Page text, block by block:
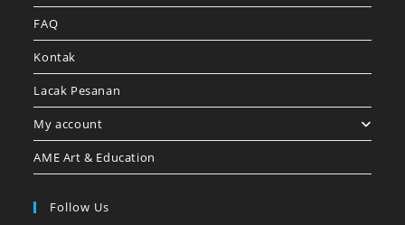
FAQ
Kontak
Lacak Pesanan
My account
AME Art & Education
Follow Us